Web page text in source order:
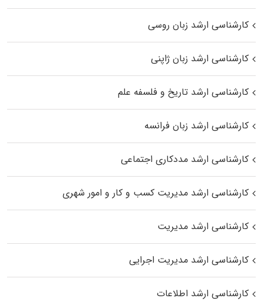
کارشناسی ارشد زبان روسی
کارشناسی ارشد زبان ژاپنی
کارشناسی ارشد تاریخ و فلسفه علم
کارشناسی ارشد زبان فرانسه
کارشناسی ارشد مددکاری اجتماعی
کارشناسی ارشد مدیریت کسب و کار و امور شهری
کارشناسی ارشد مدیریت
کارشناسی ارشد مدیریت اجرایی
کارشناسی ارشد اطلاعات